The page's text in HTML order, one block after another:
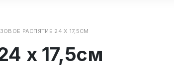
РАСПЯТИЕ 24 Х 17,5СМ
х 17,5см